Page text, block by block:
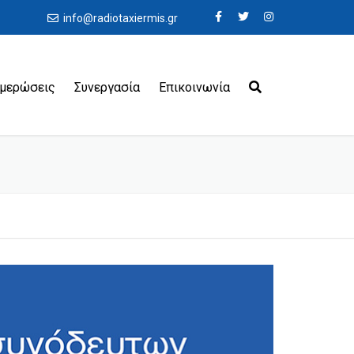
info@radiotaxiermis.gr
Συνεργασία Επικοινωνία